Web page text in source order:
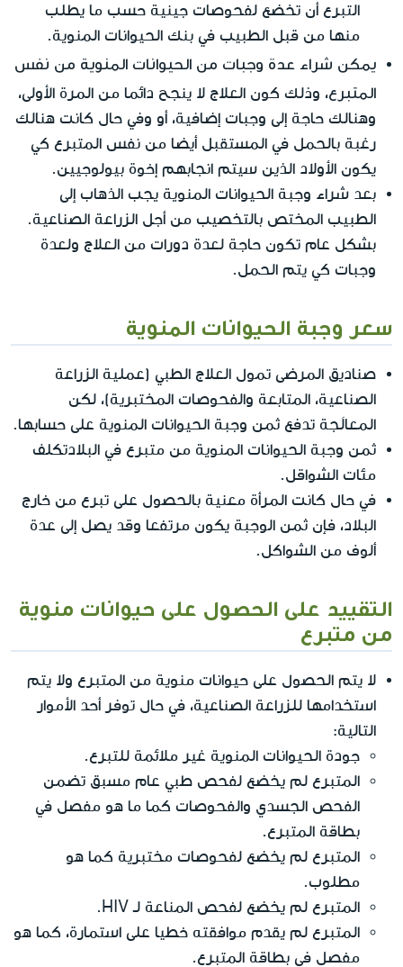
التبرع أن تخضع لفحوصات جينية حسب ما يطلب
منها من قبل الطبيب في بنك الحيوانات المنوية.
يمكن شراء عدة وجبات من الحيوانات المنوية من نفس
المتبرع، وذلك كون العلاج لا ينجح دائما من المرة الأولى،
وهنالك حاجة إلى وجبات إضافية، أو وفي حال كانت هنالك
رغبة بالحمل في المستقبل أيضا من نفس المتبرع كي
يكون الأولاد الذين سيتم انجابهم إخوة بيولوجيين.
بعد شراء وجبة الحيوانات المنوية يجب الذهاب إلى
الطبيب المختص بالتخصيب من أجل الزراعة الصناعية.
بشكل عام تكون حاجة لعدة دورات من العلاج ولعدة
وجبات كي يتم الحمل.
سعر وجبة الحيوانات المنوية
صناديق المرضى تمول العلاج الطبي (عملية الزراعة
الصناعية، المتابعة والفحوصات المختبرية)، لكن
المعالَجة تدفع ثمن وجبة الحيوانات المنوية على حسابها.
ثمن وجبة الحيوانات المنوية من متبرع في البلادتكلف
مئات الشواقل.
في حال كانت المرأة معنية بالحصول على تبرع من خارج
البلاد، فإن ثمن الوجبة يكون مرتفعا وقد يصل إلى عدة
ألوف من الشواكل.
التقييد على الحصول على حيوانات منوية
من متبرع
لا يتم الحصول على حيوانات منوية من المتبرع ولا يتم
استخدامها للزراعة الصناعية، في حال توفر أحد الأموار
التالية:
جودة الحيوانات المنوية غير ملائمة للتبرع.
المتبرع لم يخضع لفحص طبي عام مسبق تضمن
الفحص الجسدي والفحوصات كما ما هو مفصل في
بطاقة المتبرع.
المتبرع لم يخضع لفحوصات مختبرية كما هو
مطلوب.
المتبرع لم يخضع لفحص المناعة لـ HIV.
المتبرع لم يقدم موافقته خطيا على استمارة، كما هو
مفصل في بطاقة المتبرع.